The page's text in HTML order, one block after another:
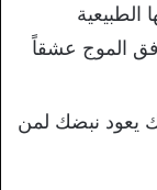
الطبيعية
الموج عشقاً
يعود نبضك لمن